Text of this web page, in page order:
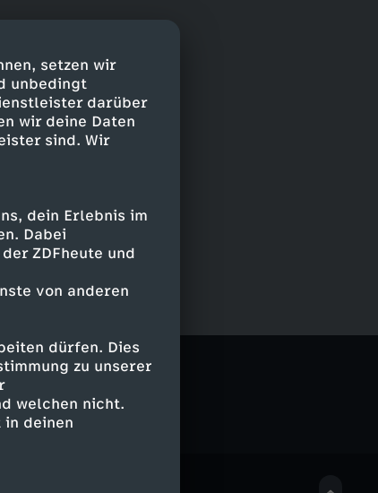
setzen wir
unbedingt
darüber
wir deine Daten
sind. Wir
dein Erlebnis im
Dabei
ZDFheute und
von anderen
dürfen. Dies
zu unserer
welchen nicht.
deinen